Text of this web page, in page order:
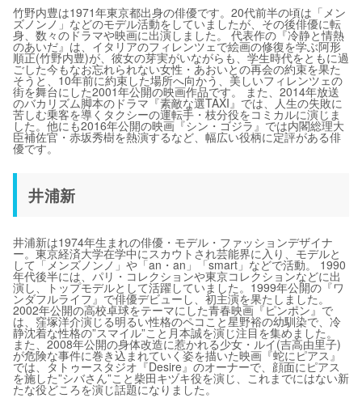
竹野内豊は1971年東京都出身の俳優です。20代前半の頃は「メン
ズノンノ」などのモデル活動をしていましたが、その後俳優に転
身、数々のドラマや映画に出演しました。 代表作の『冷静と情熱
のあいだ』は、イタリアのフィレンツェで絵画の修復を学ぶ阿形
順正(竹野内豊)が、彼女の芽実がいながらも、学生時代をともに過
ごした今もなお忘れられない女性・あおいとの再会の約束を果た
そうと、10年前に約束した場所へ向かう、美しいフィレンツェの
街を舞台にした2001年公開の映画作品です。 また、2014年放送
のバカリズム脚本のドラマ『素敵な選TAXI』では、人生の失敗に
苦しむ乗客を導くタクシーの運転手・枝分役をコミカルに演じま
した。他にも2016年公開の映画『シン・ゴジラ』では内閣総理大
臣補佐官・赤坂秀樹を熱演するなど、幅広い役柄に定評がある俳
優です。
井浦新
井浦新は1974年生まれの俳優・モデル・ファッションデザイナ
ー。東京経済大学在学中にスカウトされ芸能界に入り、モデルと
して「メンズノンノ」や「an・an」「smart」などで活動。 1990
年代後半には、パリ・コレクションや東京コレクションなどに出
演し、トップモデルとして活躍していました。1999年公開の『ワ
ンダフルライフ』で俳優デビューし、初主演を果たしました。
2002年公開の高校卓球をテーマにした青春映画『ピンポン』で
は、窪塚洋介演じる明るい性格のペコこと星野裕の幼馴染で、冷
静沈着な性格の”スマイル”こと月本誠を演じ注目を集めました。
また、2008年公開の身体改造に惹かれる少女・ルイ(吉高由里子)
が危険な事件に巻き込まれていく姿を描いた映画『蛇にピアス』
では、タトゥースタジオ『Desire』のオーナーで、顔面にピアス
を施した”シバさん”こと柴田キヅキ役を演じ、これまでにはない新
たな役どころを演じ話題になりました。